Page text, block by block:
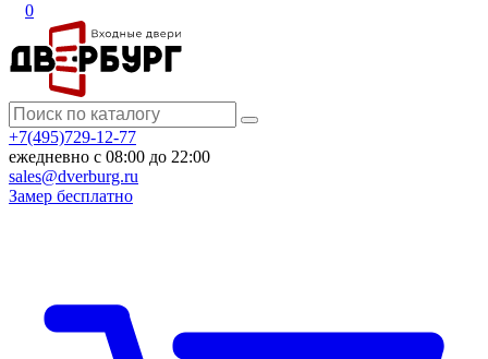
0
+7(495)729-12-77
ежедневно с 08:00 до 22:00
sales@dverburg.ru
Замер бесплатно